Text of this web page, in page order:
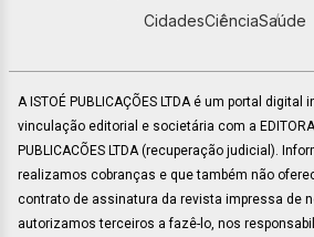
CidadesCiênciaSaúde
A ISTOÉ PUBLICAÇÕES LTDA é um portal
vinculação editorial e societária com a EDITORA
PUBLICACÕES LTDA (recuperação judicial).
realizamos cobranças e que também não
contrato de assinatura da revista impressa de
autorizamos terceiros a fazê-lo, nos